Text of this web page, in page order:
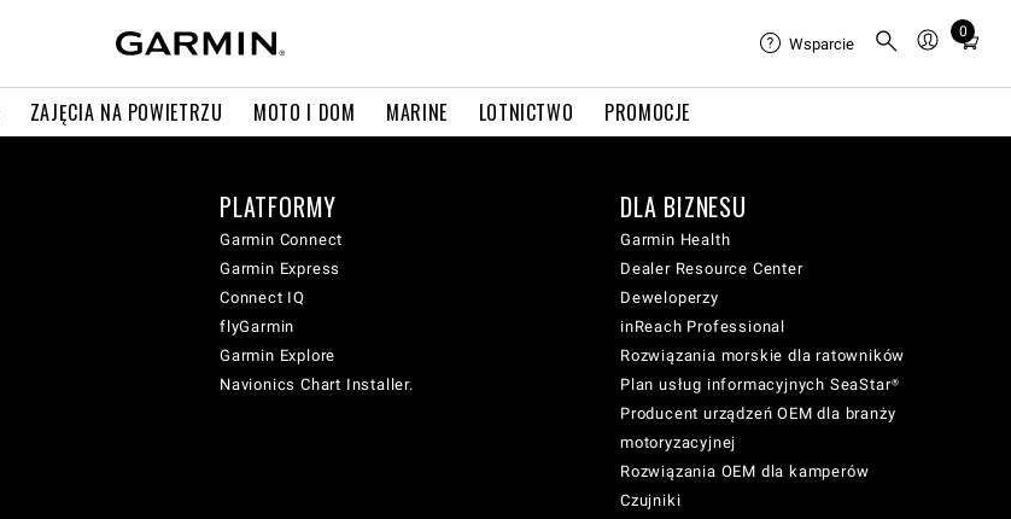
ZAJĘCIA NA POWIETRZU MOTO I DOM MARINE LOTNICTWO PROMOCJE
Wsparcie
0
Total
cart:
PLATFORMY
Garmin Connect
Garmin Express
Connect IQ
flyGarmin
Garmin Explore
Navionics Chart Installer.
DLA BIZNESU
Garmin Health
Dealer Resource Center
Deweloperzy
inReach Professional
Rozwiązania morskie dla ratowników
Plan usług informacyjnych SeaStar®
Producent urządzeń OEM dla branży
motoryzacyjnej
Rozwiązania OEM dla kamperów
Czujniki